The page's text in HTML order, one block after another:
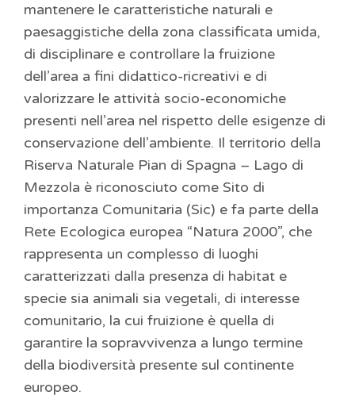
mantenere le caratteristiche naturali e
paesaggistiche della zona classificata umida,
di disciplinare e controllare la fruizione
dell’area a fini didattico-ricreativi e di
valorizzare le attività socio-economiche
presenti nell’area nel rispetto delle esigenze di
conservazione dell’ambiente. Il territorio della
Riserva Naturale Pian di Spagna – Lago di
Mezzola è riconosciuto come Sito di
importanza Comunitaria (Sic) e fa parte della
Rete Ecologica europea “Natura 2000”, che
rappresenta un complesso di luoghi
caratterizzati dalla presenza di habitat e
specie sia animali sia vegetali, di interesse
comunitario, la cui fruizione è quella di
garantire la sopravvivenza a lungo termine
della biodiversità presente sul continente
europeo.